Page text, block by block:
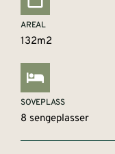
AREAL
132m2
SOVEPLASS
8 sengeplasser